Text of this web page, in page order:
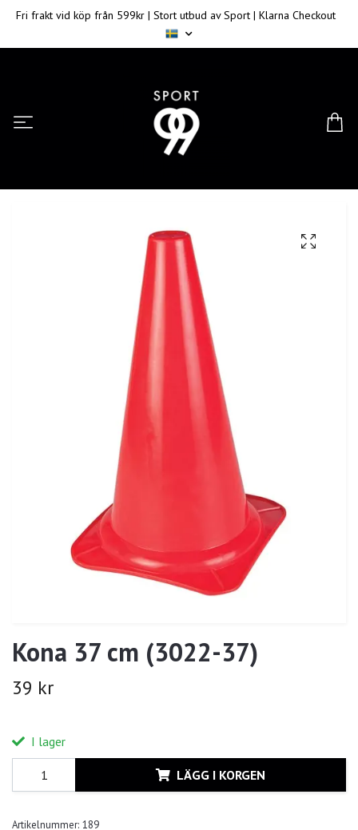
Fri frakt vid köp från 599kr | Stort utbud av Sport | Klarna Checkout
Kona 37 cm (3022-37)
39 kr
I lager
LÄGG I KORGEN
Artikelnummer: 189